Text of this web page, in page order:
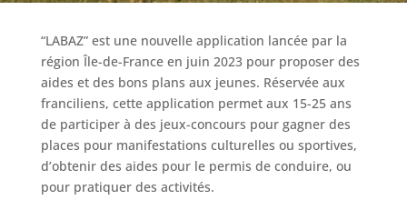
“LABAZ” est une nouvelle application lancée par la
région Île-de-France en juin 2023 pour proposer des
aides et des bons plans aux jeunes. Réservée aux
franciliens, cette application permet aux 15-25 ans
de participer à des jeux-concours pour gagner des
places pour manifestations culturelles ou sportives,
d’obtenir des aides pour le permis de conduire, ou
pour pratiquer des activités.